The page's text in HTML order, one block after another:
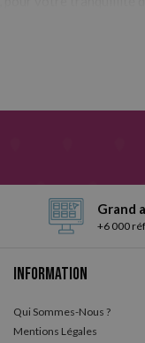
obtenir vos
Grand
+6 000
Information
Qui Sommes-Nous ?
Mentions Légales